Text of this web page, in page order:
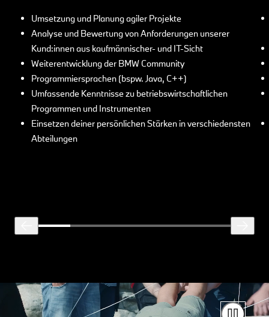
Umsetzung und Planung agiler Projekte
Analyse und Bewertung von Anforderungen unserer
Kund:innen aus kaufmännischer- und IT-Sicht
Weiterentwicklung der BMW Community
Programmiersprachen (bspw. Java, C++)
Umfassende Kenntnisse zu betriebswirtschaftlichen
Programmen und Instrumenten
Einsetzen deiner persönlichen Stärken in verschiedensten
Abteilungen